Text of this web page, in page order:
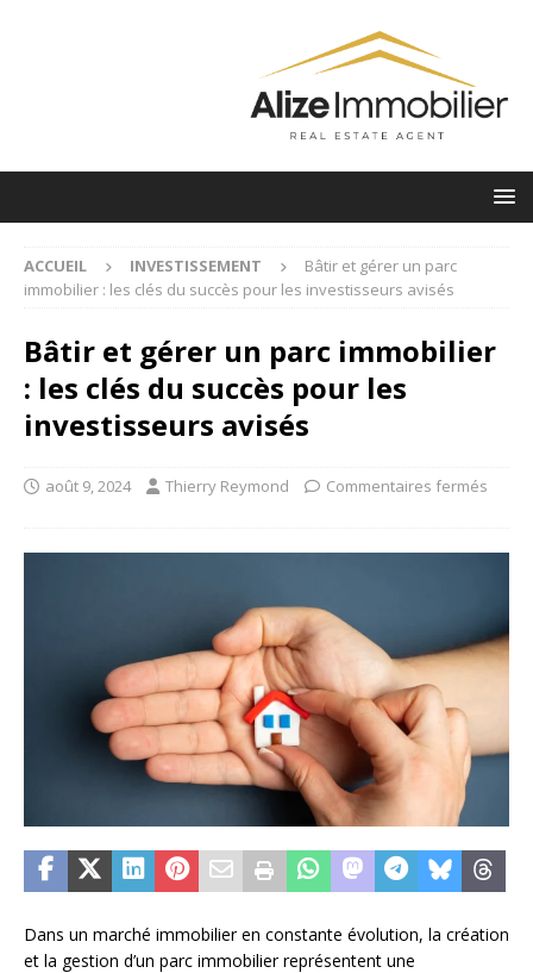
ACCUEIL INVESTISSEMENT
Bâtir et gérer un parc
immobilier : les clés du succès pour les investisseurs avisés
Bâtir et gérer un parc immobilier
: les clés du succès pour les
investisseurs avisés
août 9, 2024 Thierry Reymond Commentaires fermés
Dans un marché immobilier en constante évolution, la création
et la gestion d’un parc immobilier représentent une